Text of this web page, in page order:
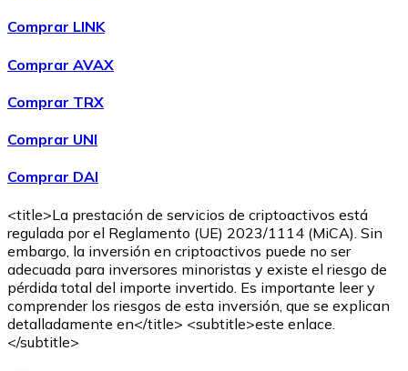
AVAX
ComprarShiba Inucon transferencia bancaria
SHIB
Comprar LINK
Comprar AVAX
Comprar TRX
Comprar UNI
Comprar DAI
<title>La prestación de servicios de criptoactivos está
regulada por el Reglamento (UE) 2023/1114 (MiCA). Sin
embargo, la inversión en criptoactivos puede no ser
adecuada para inversores minoristas y existe el riesgo de
pérdida total del importe invertido. Es importante leer y
comprender los riesgos de esta inversión, que se explican
detalladamente en</title> <subtitle>este enlace.
</subtitle>